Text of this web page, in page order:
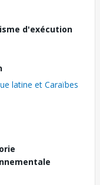
d'exécution
latine et Caraïbes